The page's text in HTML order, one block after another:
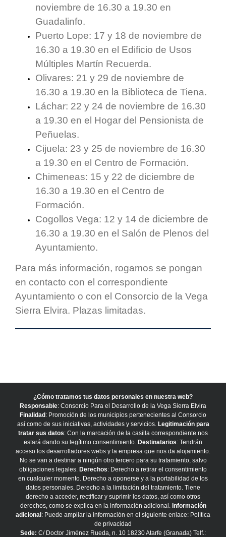
noviembre de 16.30 a 19.30 en
Guadalinfo.
Puerto Lope: 17 y 18 de noviembre de
16.30 a 19.30 en el Edificio de Usos
Múltiples Martín Recuerda.
Olivares: 21 y 29 de noviembre de
16.30 a 19.30 en la Biblioteca de Tiena.
Láchar: 22 y 24 de noviembre de 16.30
a 19.30 en el Hogar del Pensionista de
Peñuelas.
Cijuela: 23 y 25 de noviembre de 16.30
a 19.30 en el Centro de Formación.
Chimeneas: 15 y 22 de diciembre de
16.30 a 19.30 en el Centro de
Formación.
Cogollos Vega: 12 y 14 de diciembre de
16.30 a 19.30 en el Salón de Plenos del
Ayuntamiento.
Para más información, rogamos se pongan
en contacto con el correspondiente
Ayuntamiento o con el Consorcio de la Vega
Sierra Elvira. Plazas limitadas.
¿Cómo tratamos tus datos personales en nuestra web?
Responsable: Consorcio Para el Desarrollo de la Vega Sierra Elvira
Finalidad : Promoción de los municipios pertenecientes al Consorcio
así como de sus iniciativas, actividades y servicios. Legitimación para
tratar sus datos: Con la marcación de la casilla correspondiente nos
estará dando su legítimo consentimiento. Destinatarios: Tendrán
acceso los desarrolladores webs y la empresa que nos da alojamiento.
No se van a destinar a ningún otro tercero para su tratamiento, salvo
obligaciones legales. Derechos: Derecho a retirar el consentimiento
en cualquier momento. Derecho a oponerse y a la portabilidad de los
datos personales. Derecho a la limitación del tratamiento. Tiene
derecho a acceder, rectificar y suprimir los datos, así como otros
derechos, como se explica en la información adicional. Información
adicional : Puede ampliar la información en el siguiente enlace: Política
de privacidad
Sede: C/ Doctor Jiménez Rueda, n. 10 18230 Atarfe (Granada) Telf.: